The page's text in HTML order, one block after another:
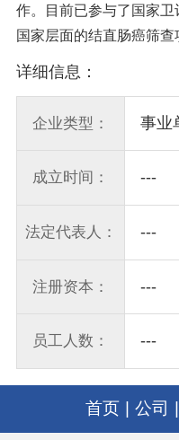
作。目前已参与了国家
国家层面的结直肠癌筛查
详细信息：
企业类型： 事业
成立时间： ---
法定代表人： ---
注册资本： ---
员工人数： ---
首页 公司